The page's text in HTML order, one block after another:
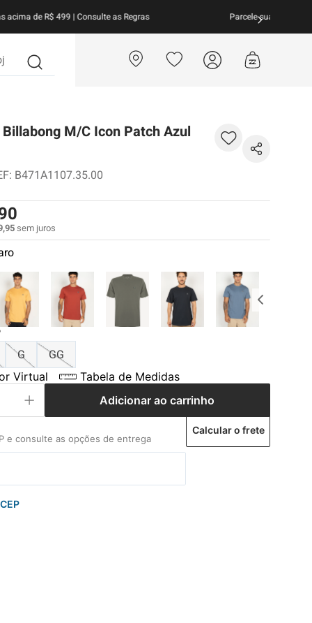
suas compras ematé 10x sem juros!
M/C Icon Patch Azul
: B471A1107.35.00
,95sem juros
G
GG
Virtual
Tabela de Medidas
Adicionar ao carrinho
Calcular o frete